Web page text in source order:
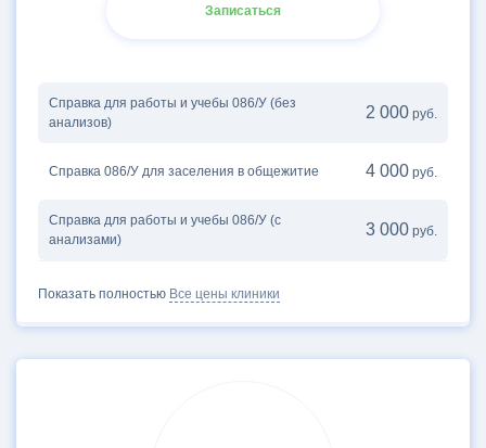
Записаться
Справка для работы и учебы 086/У (без
анализов)
2 000 руб.
Справка 086/У для заселения в общежитие 4 000 руб.
Справка для работы и учебы 086/У (с
анализами)
3 000 руб.
Показать полностью Все цены клиники